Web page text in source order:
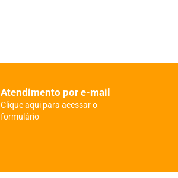
Atendimento por e-mail
Clique aqui para acessar o
formulário